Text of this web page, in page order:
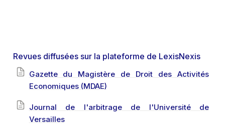
Revues diffusées sur la plateforme de LexisNexis
Gazette du Magistère de Droit des Activités
Economiques (MDAE)
Journal de l'arbitrage de l'Université de
Versailles